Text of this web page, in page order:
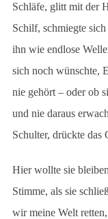
Schläfe, glitt mit der
Schilf, schmiegte
ihn wie endlose
sich noch wünschte,
nie gehört – oder ob
und nie daraus
Schulter, drückte das
Hier wollte sie
Stimme, als sie
wir meine Welt